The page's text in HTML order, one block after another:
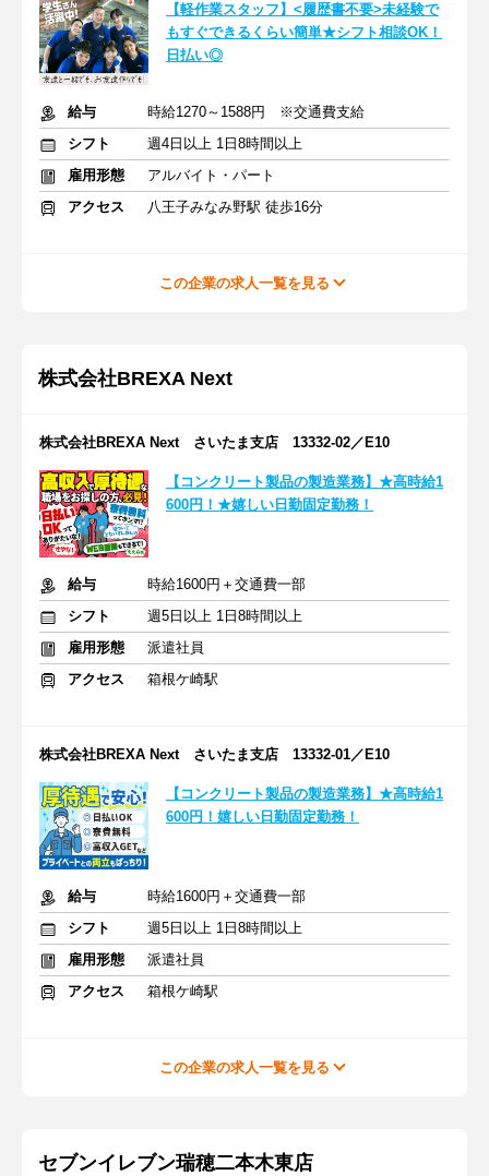
【軽作業スタッフ】<履歴書不要>未経験で
もすぐできるくらい簡単★シフト相談OK！
日払い◎
給与
時給1270～1588円 ※交通費支給
シフト
週4日以上 1日8時間以上
雇用形態
アルバイト・パート
アクセス
八王子みなみ野駅 徒歩16分
この企業の求人一覧を見る
株式会社BREXA Next
株式会社BREXA Next さいたま支店 13332-02／E10
【コンクリート製品の製造業務】★高時給1
600円！★嬉しい日勤固定勤務！
給与
時給1600円＋交通費一部
シフト
週5日以上 1日8時間以上
雇用形態
派遣社員
アクセス
箱根ケ崎駅
株式会社BREXA Next さいたま支店 13332-01／E10
【コンクリート製品の製造業務】★高時給1
600円！嬉しい日勤固定勤務！
給与
時給1600円＋交通費一部
シフト
週5日以上 1日8時間以上
雇用形態
派遣社員
アクセス
箱根ケ崎駅
この企業の求人一覧を見る
セブンイレブン瑞穂二本木東店